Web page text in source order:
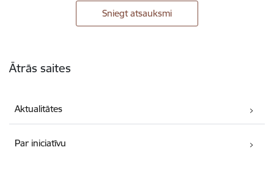
Sniegt atsauksmi
Ātrās saites
Aktualitātes
Par iniciatīvu